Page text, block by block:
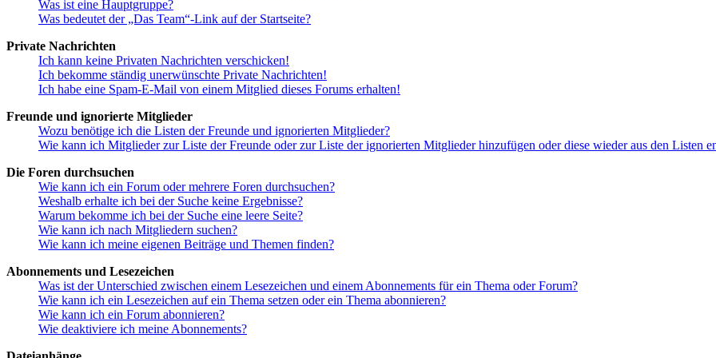
Was ist eine Hauptgruppe?
Was bedeutet der „Das Team“-Link auf der Startseite?
Private Nachrichten
Ich kann keine Privaten Nachrichten verschicken!
Ich bekomme ständig unerwünschte Private Nachrichten!
Ich habe eine Spam-E-Mail von einem Mitglied dieses Forums erhalten!
Freunde und ignorierte Mitglieder
Wozu benötige ich die Listen der Freunde und ignorierten Mitglieder?
Wie kann ich Mitglieder zur Liste der Freunde oder zur Liste der ignorierten Mitglieder hinzufügen oder diese wieder aus den Listen
Die Foren durchsuchen
Wie kann ich ein Forum oder mehrere Foren durchsuchen?
Weshalb erhalte ich bei der Suche keine Ergebnisse?
Warum bekomme ich bei der Suche eine leere Seite?
Wie kann ich nach Mitgliedern suchen?
Wie kann ich meine eigenen Beiträge und Themen finden?
Abonnements und Lesezeichen
Was ist der Unterschied zwischen einem Lesezeichen und einem Abonnements für ein Thema oder Forum?
Wie kann ich ein Lesezeichen auf ein Thema setzen oder ein Thema abonnieren?
Wie kann ich ein Forum abonnieren?
Wie deaktiviere ich meine Abonnements?